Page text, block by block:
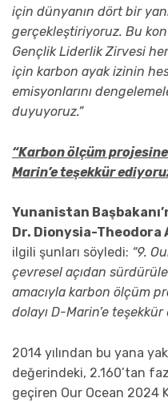
için dünyanın dört bir
gerçekleştiriyoruz. Bu
Gençlik Liderlik Zirvesi
için karbon ayak izinin
emisyonlarını
duyuyoruz.”
“Karbon ölçüm
Marin’e teşekkür
Yunanistan
Dr. Dionysia-Theodora
ilgili şunları söyledi: “9.
çevresel açıdan
amacıyla karbon ölçüm
dolayı D-Marin’e teşekkür
2014 yılından bu yana
değerindeki, 2.160’tan
geçiren Our Ocean 2024